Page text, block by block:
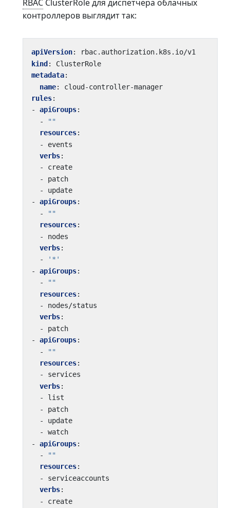
RBAC ClusterRole для диспетчера облачных
контроллеров выглядит так:
apiVersion:
rbac.authorization.k8s.io/v1
kind :
ClusterRole
metadata:
name:
cloud-controller-manager
rules:
- apiGroups:
-
""
resources:
- events
verbs:
- create
- patch
- update
- apiGroups:
-
""
resources:
- nodes
verbs:
-
'*'
- apiGroups:
-
""
resources:
- nodes/status
verbs:
- patch
- apiGroups:
-
""
resources:
- services
verbs:
- list
- patch
- update
- watch
- apiGroups:
-
""
resources:
- serviceaccounts
verbs:
- create